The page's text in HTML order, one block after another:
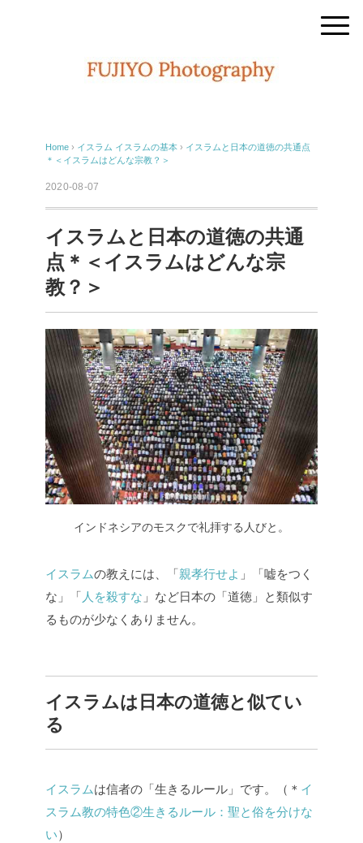
Home › イスラム イスラムの基本 › イスラムと日本の道徳の共通点
＊＜イスラムはどんな宗教？＞
2020-08-07
イスラムと日本の道徳の共通
点＊＜イスラムはどんな宗
教？＞
インドネシアのモスクで礼拝する人びと。
イスラムの教えには、「親孝行せよ 」「嘘をつく
な」「 人を殺すな 」など日本の「道徳」と類似す
るものが少なくありません。
イスラムは日本の道徳と似てい
る
イスラムは信者の「生きるルール」です。（＊ イ
スラム教の特色②生きるルール：聖と俗を分けな
い）